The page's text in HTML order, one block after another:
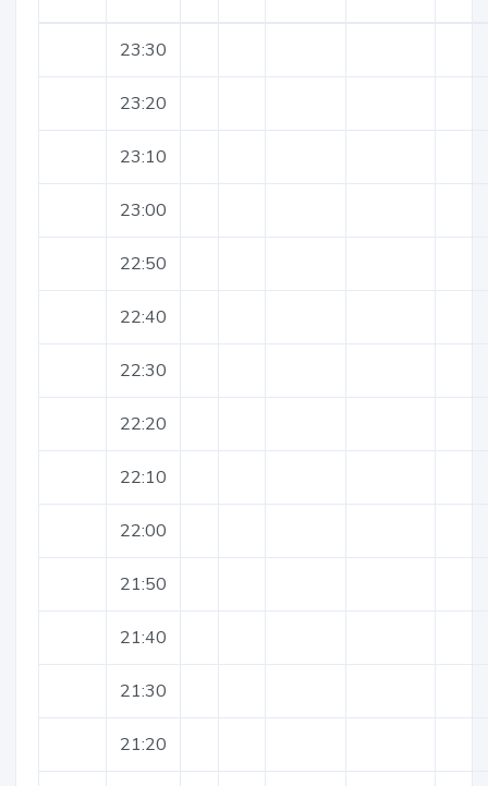
23:30
23:20
23:10
23:00
22:50
22:40
22:30
22:20
22:10
22:00
21:50
21:40
21:30
21:20